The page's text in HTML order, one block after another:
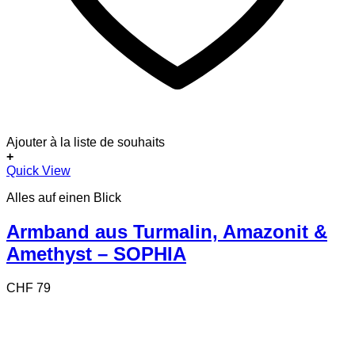
Ajouter à la liste de souhaits
+
Quick View
Alles auf einen Blick
Armband aus Turmalin, Amazonit &
Amethyst – SOPHIA
CHF 79